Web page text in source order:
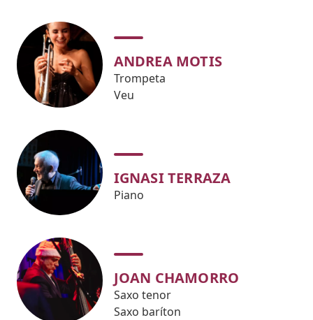
ANDREA MOTIS
Trompeta
Veu
IGNASI TERRAZA
Piano
JOAN CHAMORRO
Saxo tenor
Saxo baríton